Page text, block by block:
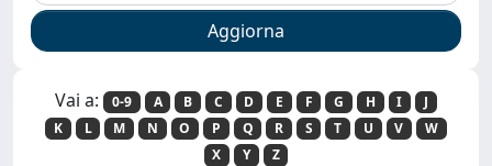
Vai a: 0-9 A B C D E F G H I
J
K
L M N O P Q R S T U V
W
X
Y Z